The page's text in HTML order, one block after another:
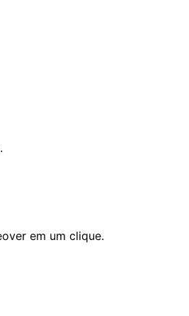
em um clique.